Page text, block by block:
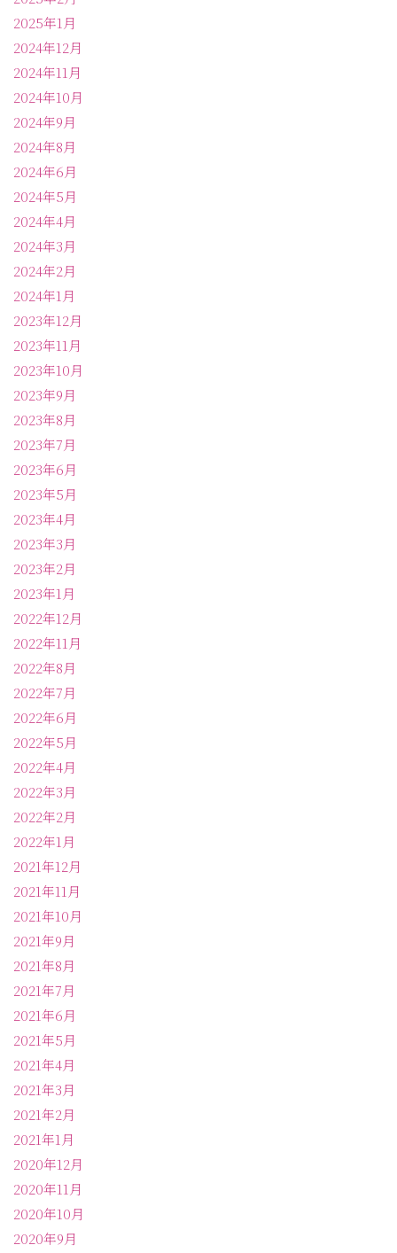
2025年1月
2024年12月
2024年11月
2024年10月
2024年9月
2024年8月
2024年6月
2024年5月
2024年4月
2024年3月
2024年2月
2024年1月
2023年12月
2023年11月
2023年10月
2023年9月
2023年8月
2023年7月
2023年6月
2023年5月
2023年4月
2023年3月
2023年2月
2023年1月
2022年12月
2022年11月
2022年8月
2022年7月
2022年6月
2022年5月
2022年4月
2022年3月
2022年2月
2022年1月
2021年12月
2021年11月
2021年10月
2021年9月
2021年8月
2021年7月
2021年6月
2021年5月
2021年4月
2021年3月
2021年2月
2021年1月
2020年12月
2020年11月
2020年10月
2020年9月